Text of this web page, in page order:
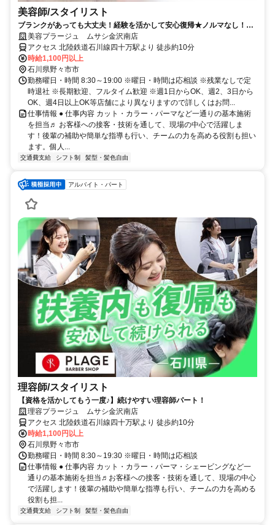
美容師/スタイリスト
ブランクがあっても大丈夫！経験を活かして安心復帰★ノルマなし！主
婦(夫)の方も多数活躍中！
美容プラージュ ムサシ金沢南店
アクセス 北陸鉄道石川線四十万駅より 徒歩約10分
時給1,100円以上
石川県野々市市
勤務曜日・時間 8:30～19:00 ※曜日・時間は応相談 ※残業なしで定
時退社 ※長期歓迎、フルタイム歓迎 ※週1日からOK、週2、3日から
OK、週4日以上OK等店舗により異なりますので詳しくはお問...
仕事情報 ● 仕事内容 カット・カラー・パーマなど一通りの基本施術
を担当♬ お客様への接客・技術を通して、現場の中心で活躍しま
す！後輩の補助や簡単な指導も行い、チームの力を高める役割も担い
ます。個人...
交通費支給 シフト制 髪型・髪色自由
アルバイト・パート
理容師/スタイリスト
【資格を活かしてもう一度♪】続けやすい理容師パート！
理容プラージュ ムサシ金沢南店
アクセス 北陸鉄道石川線四十万駅より 徒歩約10分
時給1,100円以上
石川県野々市市
勤務曜日・時間 8:30～19:30 ※曜日・時間は応相談
仕事情報 ● 仕事内容 カット・カラー・パーマ・シェービングなど一
通りの基本施術を担当♬お客様への接客・技術を通して、現場の中心
で活躍します！後輩の補助や簡単な指導も行い、チームの力を高める
役割も担...
交通費支給 シフト制 髪型・髪色自由